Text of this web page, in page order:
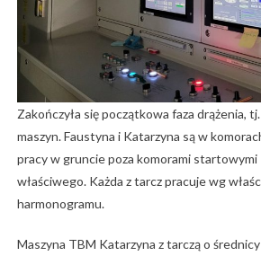
Zakończyła się początkowa faza drążenia,
maszyn. Faustyna i Katarzyna są w
pracy w gruncie poza komorami
właściwego. Każda z tarcz pracuje wg
harmonogramu.
Maszyna TBM Katarzyna z tarczą o